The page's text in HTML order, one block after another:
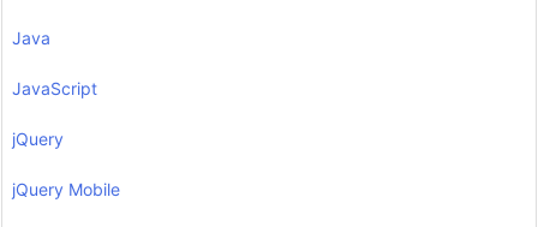
Java
JavaScript
jQuery
jQuery Mobile